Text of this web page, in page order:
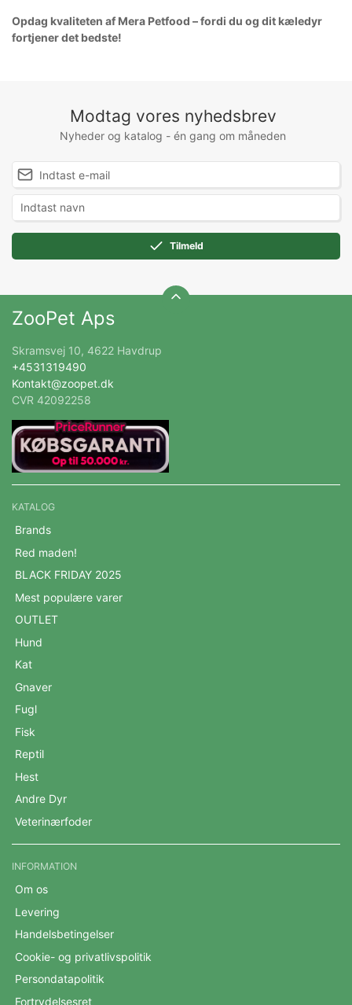
Opdag kvaliteten af Mera Petfood – fordi du og dit kæledyr
fortjener det bedste!
Modtag vores nyhedsbrev
Nyheder og katalog - én gang om måneden
Tilmeld
ZooPet Aps
Skramsvej 10, 4622 Havdrup
+4531319490
Kontakt@zoopet.dk
CVR 42092258
KATALOG
Brands
Red maden!
BLACK FRIDAY 2025
Mest populære varer
OUTLET
Hund
Kat
Gnaver
Fugl
Fisk
Reptil
Hest
Andre Dyr
Veterinærfoder
INFORMATION
Om os
Levering
Handelsbetingelser
Cookie- og privatlivspolitik
Persondatapolitik
Fortrydelsesret